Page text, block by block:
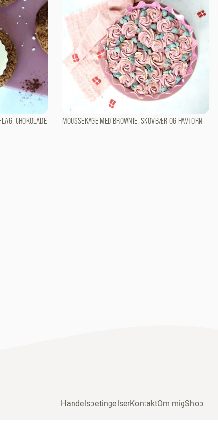
CHOKOLADE MOUSSEKAGE MED BROWNIE, SKOVBÆR OG HAVTORN
HandelsbetingelserKontaktOm migShop